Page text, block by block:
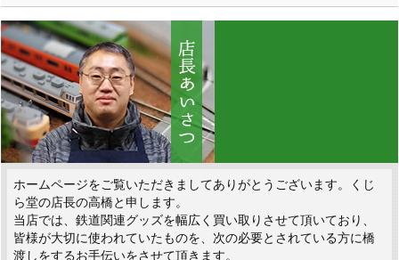
ホームページをご覧いただきましてありがとうございます。くじ
ら堂の店長の高橋と申します。
当店では、鉄道関連グッズを幅広く買い取りさせて頂いており、
皆様が大切に使われていたものを、次の必要とされている方に橋
渡しをするお手伝いをさせて頂きます。